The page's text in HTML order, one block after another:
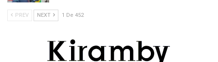
PREV NEXT 1 De 452